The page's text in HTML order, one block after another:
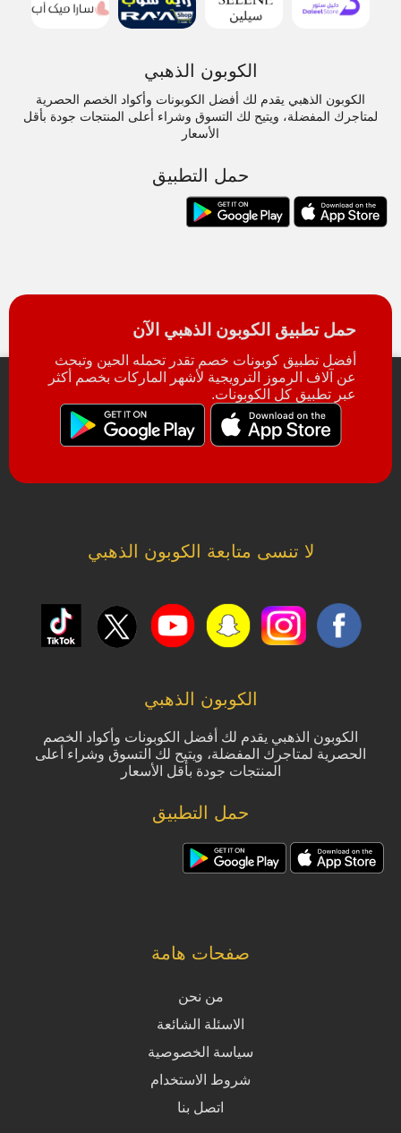
الكوبون الذهبي
الكوبون الذهبي يقدم لك أفضل الكوبونات وأكواد الخصم الحصرية
لمتاجرك المفضلة، ويتيح لك التسوق وشراء أعلى المنتجات جودة بأقل
الأسعار
حمل التطبيق
حمل تطبيق الكوبون الذهبي الآن
أفضل تطبيق كوبونات خصم تقدر تحمله الحين وتبحث
عن آلاف الرموز الترويجية لأشهر الماركات بخصم أكثر
عبر تطبيق كل الكوبونات.
لا تنسى متابعة الكوبون الذهبي
الكوبون الذهبي
الكوبون الذهبي يقدم لك أفضل الكوبونات وأكواد الخصم
الحصرية لمتاجرك المفضلة، ويتيح لك التسوق وشراء أعلى
المنتجات جودة بأقل الأسعار
حمل التطبيق
صفحات هامة
من نحن
الاسئلة الشائعة
سياسة الخصوصية
شروط الاستخدام
اتصل بنا